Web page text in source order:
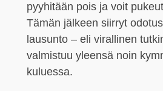
pyyhitään pois ja voit
Tämän jälkeen siirryt
lausunto – eli virallinen
valmistuu yleensä noin
kuluessa.